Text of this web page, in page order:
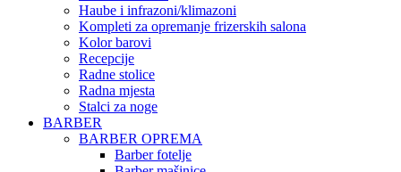
Haube i infrazoni/klimazoni
Kompleti za opremanje frizerskih salona
Kolor barovi
Recepcije
Radne stolice
Radna mjesta
Stalci za noge
BARBER
BARBER OPREMA
Barber fotelje